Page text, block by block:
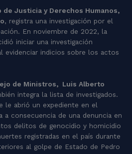
de Justicia y Derechos Humanos,
, registra una investigación por el
En noviembre de 2022, la
iniciar una investigación
evidenciar indicios sobre los actos
de Ministros, Luis Alberto
integra la lista de investigados.
le abrió un expediente en el
a consecuencia de una denuncia en
delitos de genocidio y homicidio
registradas en el país durante
al golpe de Estado de Pedro